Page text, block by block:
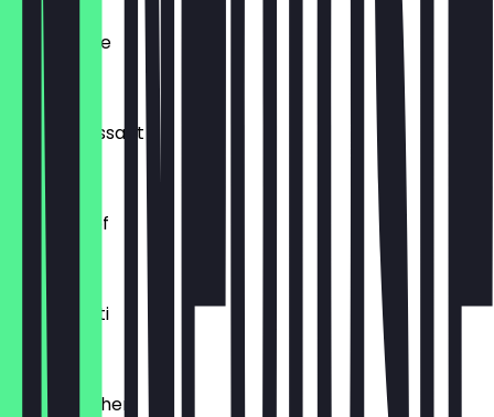
Ofenfrische
€ 0,54
Buttercroissant
€ 1,80
Laugenzopf
€ 1,20
Dinkelkrusti
€ 1,10
Käsebrötchen